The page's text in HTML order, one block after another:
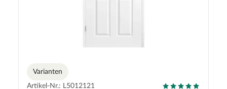
Varianten
Artikel-Nr.: L5012121